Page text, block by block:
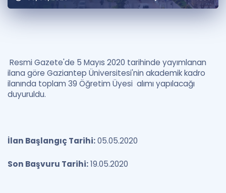
Puan Hesaplama
Kampanyalar
Blog
Resmi Gazete'de 5 Mayıs 2020 tarihinde yayımlanan
ilana göre Gaziantep Üniversitesi'nin akademik kadro
ilanında toplam 39 Öğretim Üyesi alımı yapılacağı
duyuruldu.
İlan Başlangıç Tarihi:05.05.2020
Son Başvuru Tarihi:19.05.2020